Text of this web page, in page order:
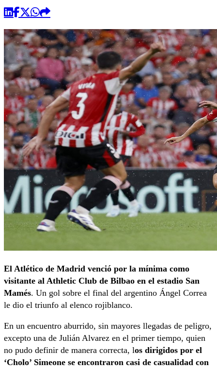
El Atlético de Madrid venció por la mínima como
visitante al Athletic Club de Bilbao en el estadio San
Mamés. Un gol sobre el final del argentino Ángel Correa
le dio el triunfo al elenco rojiblanco.
En un encuentro aburrido, sin mayores llegadas de peligro,
excepto una de Julián Alvarez en el primer tiempo, quien
no pudo definir de manera correcta, los dirigidos por el
‘Cholo’ Simeone se encontraron casi de casualidad con